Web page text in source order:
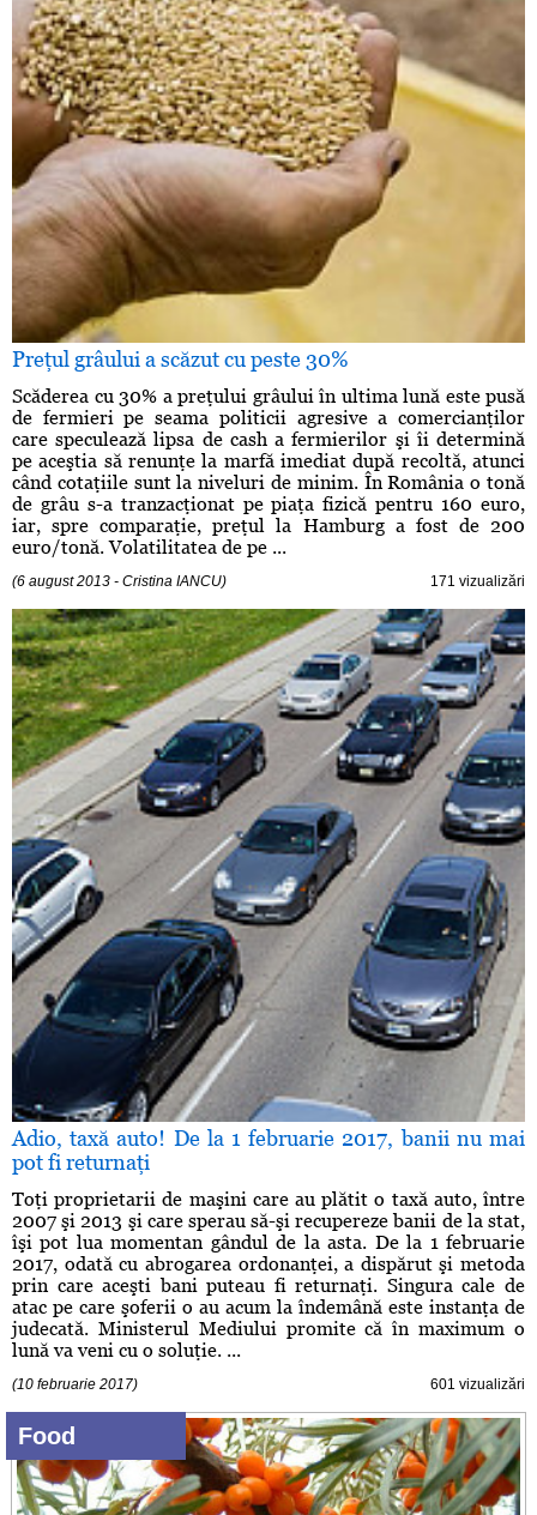
Preţul grâului a scăzut cu peste 30%
Scăderea cu 30% a preţului grâului în ultima lună este pusă
de fermieri pe seama politicii agresive a comercianţilor
care speculează lipsa de cash a fermierilor şi îi determină
pe aceştia să renunţe la marfă imediat după recoltă, atunci
când cotaţiile sunt la niveluri de minim. În România o tonă
de grâu s-a tranzacţionat pe piaţa fizică pentru 160 euro,
iar, spre comparaţie, preţul la Hamburg a fost de 200
euro/tonă. Volatilitatea de pe ...
(6 august 2013 - Cristina IANCU) 171 vizualizări
Adio, taxă auto! De la 1 februarie 2017, banii nu mai
pot fi returnaţi
Toţi proprietarii de maşini care au plătit o taxă auto, între
2007 şi 2013 şi care sperau să-şi recupereze banii de la stat,
îşi pot lua momentan gândul de la asta. De la 1 februarie
2017, odată cu abrogarea ordonanţei, a dispărut şi metoda
prin care aceşti bani puteau fi returnaţi. Singura cale de
atac pe care şoferii o au acum la îndemână este instanţa de
judecată. Ministerul Mediului promite că în maximum o
lună va veni cu o soluţie. ...
(10 februarie 2017) 601 vizualizări
Food